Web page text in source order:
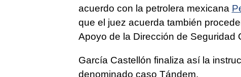
acuerdo con la petrolera mexicana
que el juez acuerda también
Apoyo de la Dirección de Seguridad
García Castellón finaliza así la
denominado caso Tándem.